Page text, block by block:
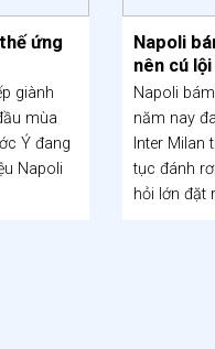
ứng
giành
mùa
Ý đang
Napoli
Napoli
nên cú
Napoli
năm nay
Inter Milan
tục đánh
hỏi lớn đặt